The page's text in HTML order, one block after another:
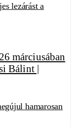
lezárást a
hamarosan